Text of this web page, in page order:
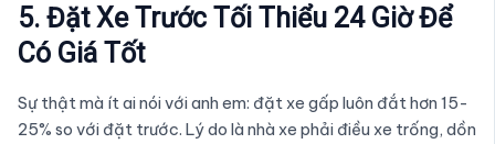
5. Đặt Xe Trước Tối Thiểu 24 Giờ Để
Có Giá Tốt
Sự thật mà ít ai nói với anh em: đặt xe gấp luôn đắt hơn 15-
25% so với đặt trước. Lý do là nhà xe phải điều xe trống, dồn